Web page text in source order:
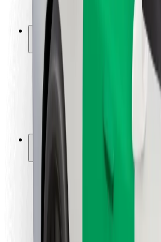
Laboratorio de seguridad
Ciudades
Dónde estamos
Soluciones para las ciudades
Aeropuertos
Estaciones de carga de Bolt
Para usuarios
Para conductores
Para repartidores
Bolt Food